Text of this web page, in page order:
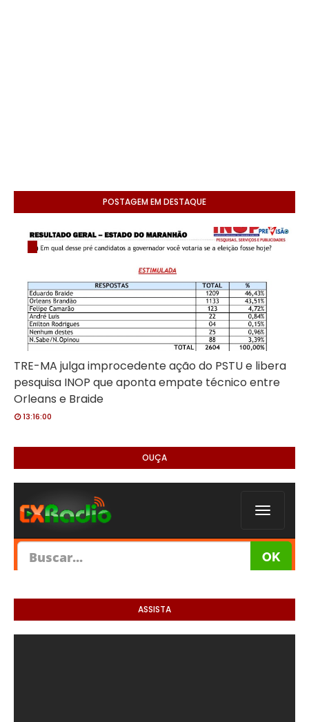
POSTAGEM EM DESTAQUE
TRE-MA julga improcedente ação do PSTU e libera
pesquisa INOP que aponta empate técnico entre
Orleans e Braide
13:16:00
OUÇA
ASSISTA